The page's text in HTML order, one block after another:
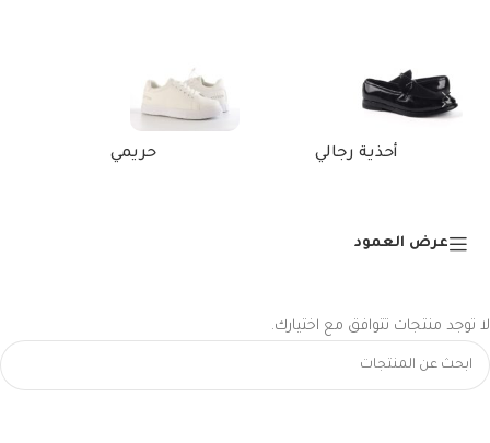
أحذية رجالي حريمي
عرض العمود
لا توجد منتجات تتوافق مع اختيارك.